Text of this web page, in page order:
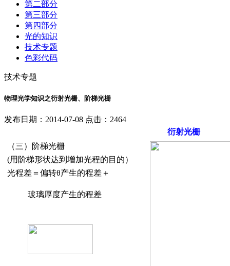
第二部分
第三部分
第四部分
光的知识
技术专题
色彩代码
技术专题
物理光学知识之衍射光栅、阶梯光栅
发布日期：2014-07-08 点击：2464
衍射光栅
（三）阶梯光栅
(用阶梯形状达到增加光程的目的）
光程差＝偏转θ产生的程差＋
玻璃厚度产生的程差